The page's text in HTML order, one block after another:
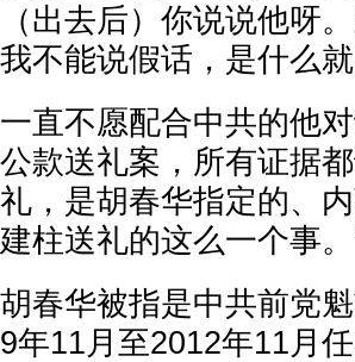
（出去后）你说说他呀
我不能说假话，是什么
一直不愿配合中共的他
公款送礼案，所有证据
礼，是胡春华指定的、
建柱送礼的这么一个事。
胡春华被指是中共前党
9年11月至2012年11月